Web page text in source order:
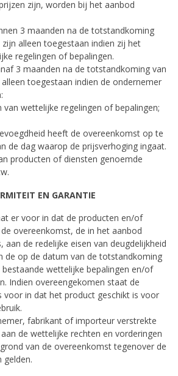
zijn, worden bij het aanbod
3 maanden na de totstandkoming
alleen toegestaan indien zij het
regelingen of bepalingen.
3 maanden na de totstandkoming van
toegestaan indien de ondernemer
van wettelijke regelingen of bepalingen;
heeft de overeenkomst op te
de dag waarop de prijsverhoging ingaat.
producten of diensten genoemde
EN GARANTIE
er voor in dat de producten en/of
overeenkomst, de in het aanbod
aan de redelijke eisen van deugdelijkheid
de op de datum van de totstandkoming
wettelijke bepalingen en/of
Indien overeengekomen staat de
voor in dat het product geschikt is voor
fabrikant of importeur verstrekte
de wettelijke rechten en vorderingen
van de overeenkomst tegenover de
gelden.